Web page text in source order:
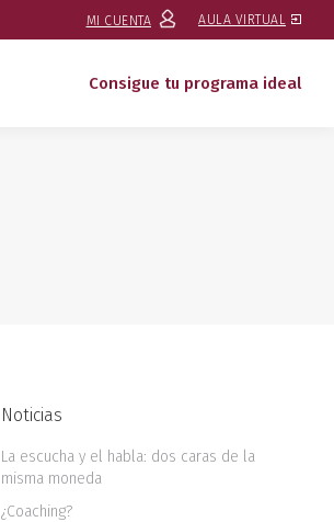
MI CUENTA AULA VIRTUAL
Consigue tu programa ideal
Noticias
La escucha y el habla: dos caras de la
misma moneda
¿Coaching?